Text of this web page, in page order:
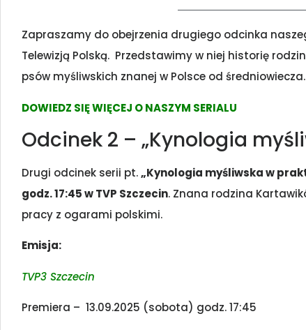
Zapraszamy do obejrzenia drugiego odcinka
Telewizją Polską. Przedstawimy w niej historię
psów myśliwskich znanej w Polsce od średniowiecza.
DOWIEDZ SIĘ WIĘCEJ O NASZYM SERIALU
Odcinek 2 – „Kynologia
Drugi odcinek serii pt.„Kynologia myśliwska w
godz. 17:45 w TVP Szczecin. Znana rodzina
pracy z ogarami polskimi.
Emisja:
TVP3 Szczecin
Premiera – 13.09.2025 (sobota) godz. 17:45